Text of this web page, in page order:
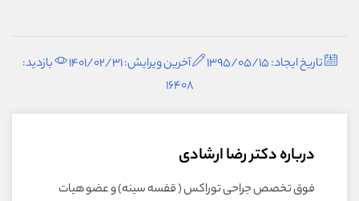
تاریخ ایجاد: 1395/05/15 آخرین ویرایش: 1401/02/31
بازدید:
16408
درباره دکتر رضا ارشادی
فوق تخصص جراحی توراکس ( قفسه سینه) و عضو هیات